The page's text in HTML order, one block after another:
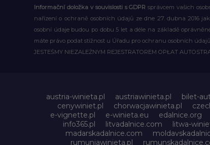
Informační doložka v souvislosti s GDPRsprávcem vašich
nařízení o ochraně osobních údajů ze dne 27. dubna 2016
osobní údaje budou po dobu 5 let a déle na základě
máte právo podat stížnost u Úřadu pro ochranu osobních
JESTEŚMY NIEZALEŻNYM REJESTRATOREM OPŁAT
austria-winieta.pl
austriawinieta.pl bilet-
cenywiniet.pl
chorwacjawinieta.pl
e-vignette.pl
e-winieta.eu edalnice.org
info365.pl
litvadalnice.com litwa-
madarskadalnice.com
rumuniawinieta.pl